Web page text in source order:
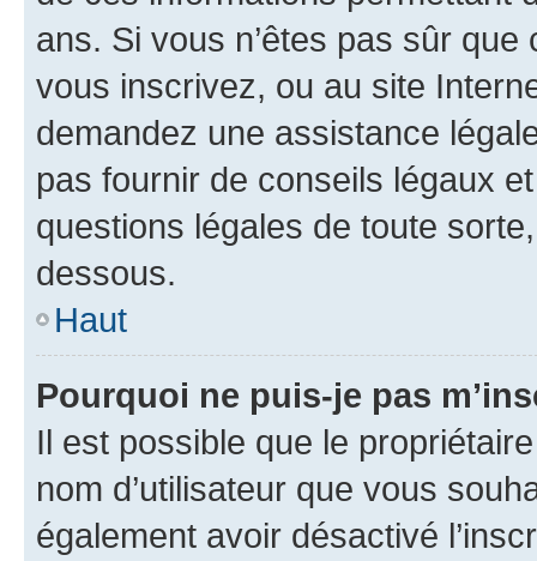
ans. Si vous n’êtes pas sûr
vous inscrivez, ou au site
demandez une assistance
pas fournir de conseils légaux
questions légales de toute
dessous.
Haut
Pourquoi ne puis-je pas
Il est possible que le
nom d’utilisateur que vous
également avoir désactivé